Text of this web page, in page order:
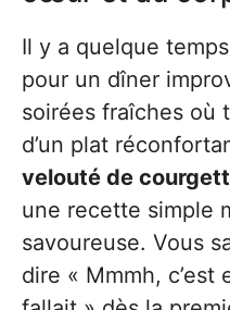
Il y a quelque
pour un dîner
soirées fraîches où
d’un plat
velouté de
une recette simple
savoureuse. Vous
dire « Mmmh, c’est